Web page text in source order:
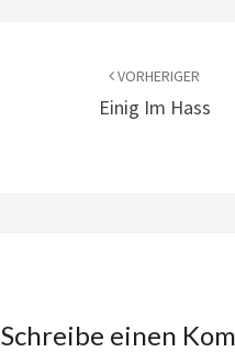
VORHERIGER
Einig Im Hass
Schreibe einen